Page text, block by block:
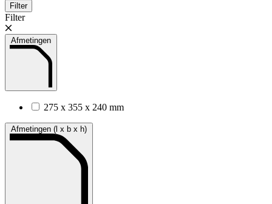
Filter
Filter
Afmetingen
275 x 355 x 240 mm
Afmetingen (l x b x h)